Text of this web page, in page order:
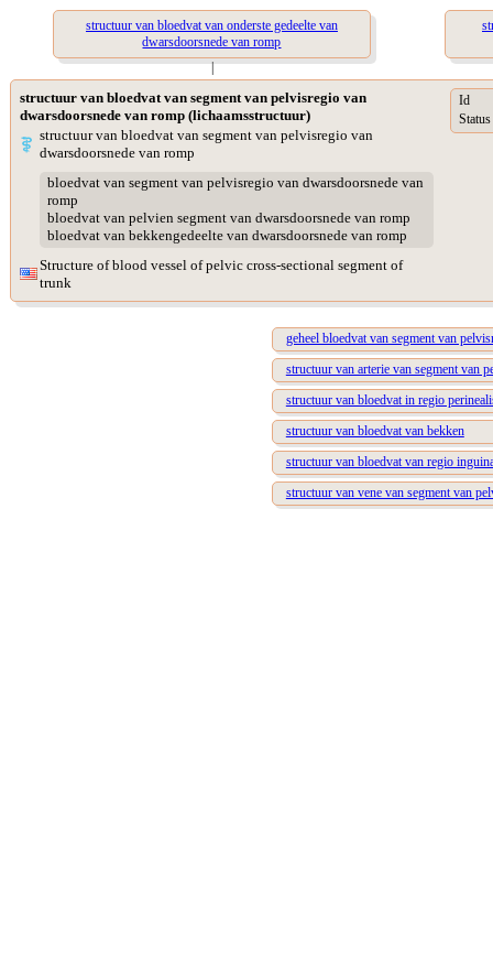
structuur van bloedvat van onderste gedeelte van
dwarsdoorsnede van romp
|
structuur van bloedvat van segment van pelvisregio van
dwarsdoorsnede van romp (lichaamsstructuur)
structuur van bloedvat van segment van pelvisregio van
dwarsdoorsnede van romp
bloedvat van segment van pelvisregio van dwarsdoorsnede van
romp
bloedvat van pelvien segment van dwarsdoorsnede van romp
bloedvat van bekkengedeelte van dwarsdoorsnede van romp
Structure of blood vessel of pelvic cross-sectional segment of
trunk
Id
Status
geheel bloedvat van segment van
structuur van arterie van segment van
structuur van bloedvat in regio
structuur van bloedvat van bekken
structuur van bloedvat van regio
structuur van vene van segment van